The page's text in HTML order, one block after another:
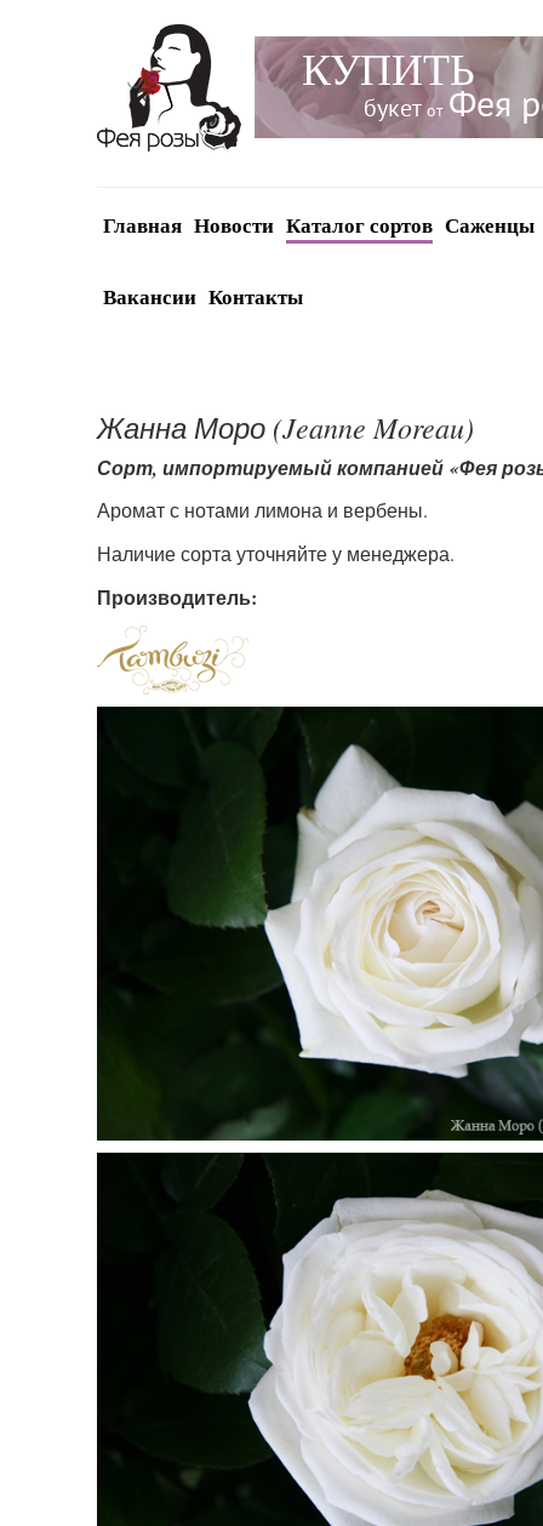
КУПИТЬ
букет от Фея
Главная Новости Каталог сортов Саженцы
Вакансии Контакты
Жанна Моро (Jeanne Moreau)
Сорт, импортируемый компанией «Фея
Аромат с нотами лимона и вербены.
Наличие сорта уточняйте у менеджера.
Производитель: